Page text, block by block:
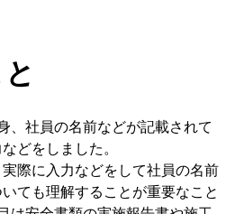
、社員の名前などが記載されて
どをしました。
際に入力などをして社員の名前
ても理解することが重要なこと